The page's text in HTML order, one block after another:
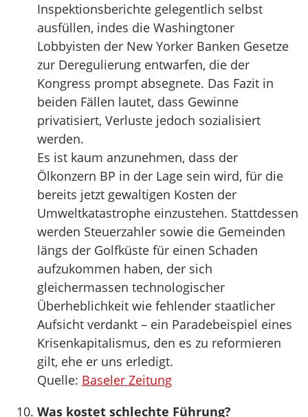
Inspektionsberichte gelegentlich selbst
ausfüllen, indes die Washingtoner
Lobbyisten der New Yorker Banken Gesetze
zur Deregulierung entwarfen, die der
Kongress prompt absegnete. Das Fazit in
beiden Fällen lautet, dass Gewinne
privatisiert, Verluste jedoch sozialisiert
werden.
Es ist kaum anzunehmen, dass der
Ölkonzern BP in der Lage sein wird, für die
bereits jetzt gewaltigen Kosten der
Umweltkatastrophe einzustehen. Stattdessen
werden Steuerzahler sowie die Gemeinden
längs der Golfküste für einen Schaden
aufzukommen haben, der sich
gleichermassen technologischer
Überheblichkeit wie fehlender staatlicher
Aufsicht verdankt – ein Paradebeispiel eines
Krisenkapitalismus, den es zu reformieren
gilt, ehe er uns erledigt.
Quelle: Baseler Zeitung
Was kostet schlechte Führung?